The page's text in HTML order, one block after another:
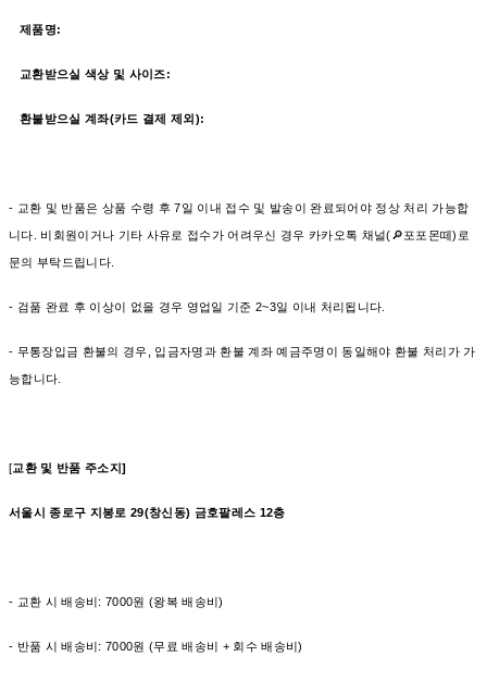
제품명:
교환받으실 색상 및 사이즈:
환불받으실 계좌(카드 결제 제외):
- 교환 및 반품은 상품 수령 후 7일 이내 접수 및 발송이 완료되어야 정상 처리 가능합
니다. 비회원이거나 기타 사유로 접수가 어려우신 경우 카카오톡 채널(🔎포포몬떼)로
문의 부탁드립니다.
- 검품 완료 후 이상이 없을 경우 영업일 기준 2~3일 이내 처리됩니다.
- 무통장입금 환불의 경우, 입금자명과 환불 계좌 예금주명이 동일해야 환불 처리가 가
능합니다.
[교환 및 반품 주소지]
서울시 종로구 지봉로 29(창신동) 금호팔레스 12층
- 교환 시 배송비: 7000원 (왕복 배송비)
- 반품 시 배송비: 7000원 (무료 배송비 + 회수 배송비)